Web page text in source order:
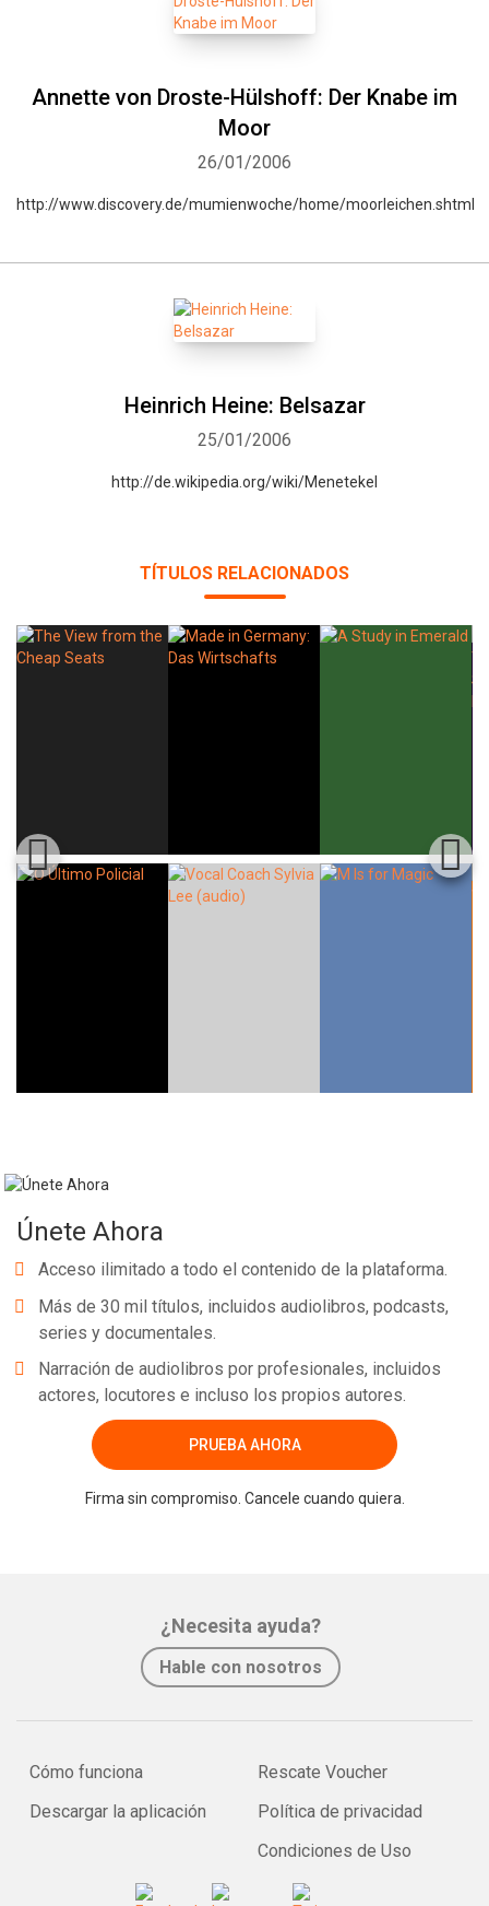
Annette von Droste-Hülshoff: Der Knabe im
Moor
26/01/2006
http://www.discovery.de/mumienwoche/home/moorleichen.shtml
Heinrich Heine: Belsazar
25/01/2006
http://de.wikipedia.org/wiki/Menetekel
TÍTULOS RELACIONADOS
Únete Ahora
Acceso ilimitado a todo el contenido de la plataforma.
Más de 30 mil títulos, incluidos audiolibros, podcasts,
series y documentales.
Narración de audiolibros por profesionales, incluidos
actores, locutores e incluso los propios autores.
PRUEBA AHORA
Firma sin compromiso. Cancele cuando quiera.
¿Necesita ayuda?
Hable con nosotros
Cómo funciona
Descargar la aplicación
Rescate Voucher
Política de privacidad
Condiciones de Uso